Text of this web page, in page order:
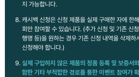
지 가능합니다.
캐시백 신청은 신청 제품을 실제 구매한 자에 한
회만 참여할 수 있습니다. (추가 신청 및 기존 신
행명 등)을 원하는 경우 기존 신청 내역을 삭제하
신청해야 합니다.)
실제 구입하지 않은 제품의 정품 등록 및 보증서
함한 기타 부적합한 경로를 통한 이벤트 참여가